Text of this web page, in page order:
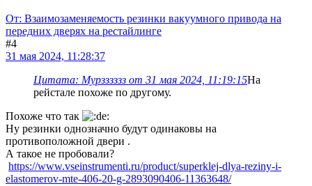
От: Взаимозаменяемость резинки вакуумного привода на
передних дверях на рестайлинге
#4
31 мая 2024, 11:28:37
Цитата: Мурзззззз от 31 мая 2024, 11:19:15На
рейстале похоже по другому.
Похоже что так
Ну резинки однозначно будут одинаковы на
противоположной двери .
А такое не пробовали?
https://www.vseinstrumenti.ru/product/superklej-dlya-reziny-i-
elastomerov-mte-406-20-g-2893090406-11363648/